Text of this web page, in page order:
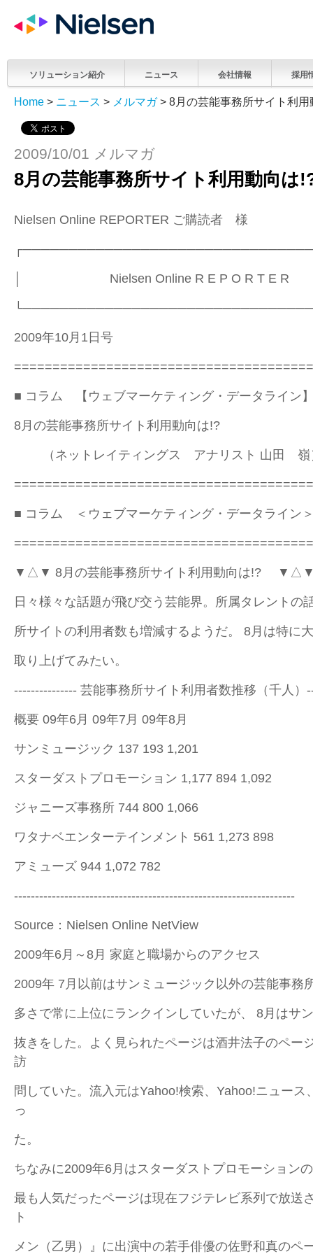
ソリューション紹介 ニュース 会社情報 採用
Home > ニュース > メルマガ> 8月の芸能事務所サイト利
2009/10/01 メルマガ
8月の芸能事務所サイト利用動向
Nielsen Online REPORTER ご購読者 様
│ Nielsen Online R E P O R
2009年10月1日号
■ コラム 【ウェブマーケティング・データライン
8月の芸能事務所サイト利用動向は!?
（ネットレイティングス アナリスト 山田 嶺
■ コラム ＜ウェブマーケティング・データライン
▼△▼ 8月の芸能事務所サイト利用動向は!?
日々様々な話題が飛び交う芸能界。所属タレントの
所サイトの利用者数も増減するようだ。 8月は特に
取り上げてみたい。
--------------- 芸能事務所サイト利用者数推移（千人）
概要 09年6月 09年7月 09年8月
サンミュージック 137 193 1,201
スターダストプロモーション 1,177 894 1,092
ジャニーズ事務所 744 800 1,066
ワタナベエンターテインメント 561 1,273 898
アミューズ 944 1,072 782
-------------------------------------------------------------------
Source：Nielsen Online NetView
2009年6月～8月 家庭と職場からのアクセス
2009年 7月以前はサンミュージック以外の芸能事務
多さで常に上位にランクインしていたが、 8月はサ
抜きをした。よく見られたページは酒井法子のペー
訪
問していた。流入元はYahoo!検索、Yahoo!ニュース
っ
た。
ちなみに2009年6月はスターダストプロモーション
最も人気だったページは現在フジテレビ系列で放送
ト
メン（乙男）』に出演中の若手俳優の佐野和真のペ